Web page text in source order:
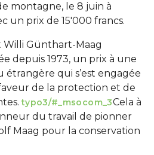
montagne, le 8 juin à
un prix de 15'000 francs.
Willi Günthart-Maag
depuis 1973, un prix à une
étrangère qui s’est engagée
de la protection et de
typo3/#_msocom_3Cela à
du travail de pionner
Maag pour la conservation